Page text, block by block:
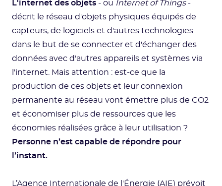
L'internet des objets - ou Internet of Things-
décrit le réseau d'objets physiques équipés de
capteurs, de logiciels et d'autres technologies
dans le but de se connecter et d'échanger des
données avec d'autres appareils et systèmes via
l'internet. Mais attention : est-ce que la
production de ces objets et leur connexion
permanente au réseau vont émettre plus de CO2
et économiser plus de ressources que les
économies réalisées grâce à leur utilisation ?
Personne n’est capable de répondre pour
l’instant.
L’Agence Internationale de l'Énergie (AIE) prévoit